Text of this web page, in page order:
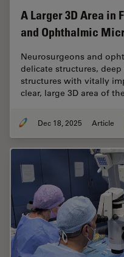
A Larger 3D Area in
and Ophthalmic
Neurosurgeons and
delicate structures,
structures with vitally
clear, large 3D area of
Dec 18, 2025 Article